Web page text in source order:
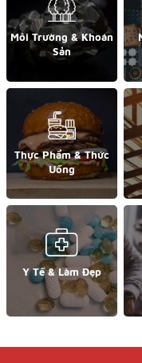
Môi Trường & Khoán
Sản
Thực Phẩm & Thức
Uống
Y Tế & Làm Đẹp